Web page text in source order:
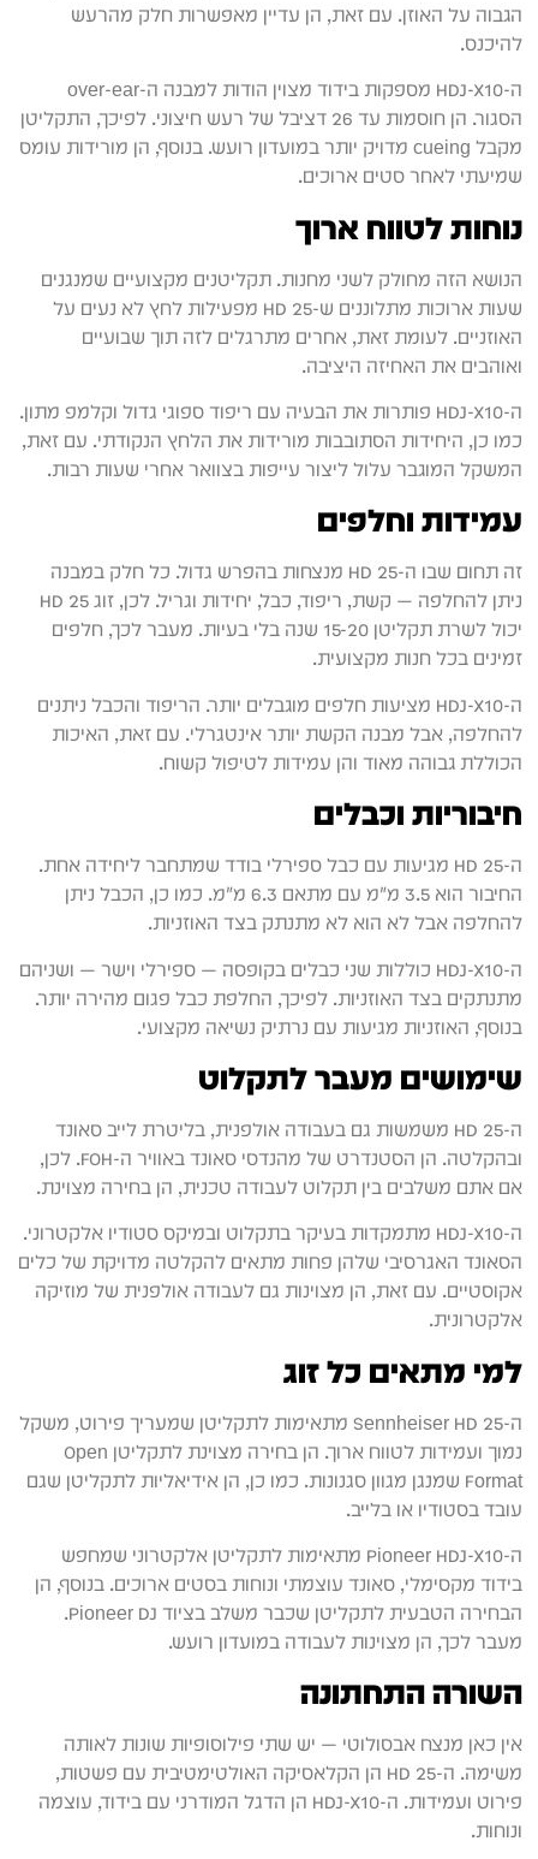
הגבוה על האוזן. עם זאת, הן עדיין מאפשרות חלק מהרעש
להיכנס.
ה-HDJ-X10 מספקות בידוד מצוין הודות למבנה ה-over-ear
הסגור. הן חוסמות עד 26 דציבל של רעש חיצוני. לפיכך, התקליטן
מקבל cueing מדויק יותר במועדון רועש. בנוסף, הן מורידות עומס
שמיעתי לאחר סטים ארוכים.
נוחות לטווח ארוך
הנושא הזה מחולק לשני מחנות. תקליטנים מקצועיים שמנגנים
שעות ארוכות מתלוננים ש-HD 25 מפעילות לחץ לא נעים על
האוזניים. לעומת זאת, אחרים מתרגלים לזה תוך שבועיים
ואוהבים את האחיזה היציבה.
ה-HDJ-X10 פותרות את הבעיה עם ריפוד ספוגי גדול וקלמפ מתון.
כמו כן, היחידות הסתובבות מורידות את הלחץ הנקודתי. עם זאת,
המשקל המוגבר עלול ליצור עייפות בצוואר אחרי שעות רבות.
עמידות וחלפים
זה תחום שבו ה-HD 25 מנצחות בהפרש גדול. כל חלק במבנה
ניתן להחלפה — קשת, ריפוד, כבל, יחידות וגריל. לכן, זוג HD 25
יכול לשרת תקליטן 15-20 שנה בלי בעיות. מעבר לכך, חלפים
זמינים בכל חנות מקצועית.
ה-HDJ-X10 מציעות חלפים מוגבלים יותר. הריפוד והכבל ניתנים
להחלפה, אבל מבנה הקשת יותר אינטגרלי. עם זאת, האיכות
הכוללת גבוהה מאוד והן עמידות לטיפול קשוח.
חיבוריות וכבלים
ה-HD 25 מגיעות עם כבל ספירלי בודד שמתחבר ליחידה אחת.
החיבור הוא 3.5 מ"מ עם מתאם 6.3 מ"מ. כמו כן, הכבל ניתן
להחלפה אבל לא הוא לא מתנתק בצד האוזניות.
ה-HDJ-X10 כוללות שני כבלים בקופסה — ספירלי וישר — ושניהם
מתנתקים בצד האוזניות. לפיכך, החלפת כבל פגום מהירה יותר.
בנוסף, האוזניות מגיעות עם נרתיק נשיאה מקצועי.
שימושים מעבר לתקלוט
ה-HD 25 משמשות גם בעבודה אולפנית, בליטרת לייב סאונד
ובהקלטה. הן הסטנדרט של מהנדסי סאונד באוויר ה-FOH. לכן,
אם אתם משלבים בין תקלוט לעבודה טכנית, הן בחירה מצוינת.
ה-HDJ-X10 מתמקדות בעיקר בתקלוט ובמיקס סטודיו אלקטרוני.
הסאונד האגרסיבי שלהן פחות מתאים להקלטה מדויקת של כלים
אקוסטיים. עם זאת, הן מצוינות גם לעבודה אולפנית של מוזיקה
אלקטרונית.
למי מתאים כל זוג
ה-Sennheiser HD 25 מתאימות לתקליטן שמעריך פירוט, משקל
נמוך ועמידות לטווח ארוך. הן בחירה מצוינת לתקליטן Open
Format שמנגן מגוון סגנונות. כמו כן, הן אידיאליות לתקליטן שגם
עובד בסטודיו או בלייב.
ה-Pioneer HDJ-X10 מתאימות לתקליטן אלקטרוני שמחפש
בידוד מקסימלי, סאונד עוצמתי ונוחות בסטים ארוכים. בנוסף, הן
הבחירה הטבעית לתקליטן שכבר משלב בציוד Pioneer DJ.
מעבר לכך, הן מצוינות לעבודה במועדון רועש.
השורה התחתונה
אין כאן מנצח אבסולוטי — יש שתי פילוסופיות שונות לאותה
משימה. ה-HD 25 הן הקלאסיקה האולטימטיבית עם פשטות,
פירוט ועמידות. ה-HDJ-X10 הן הדגל המודרני עם בידוד, עוצמה
ונוחות.